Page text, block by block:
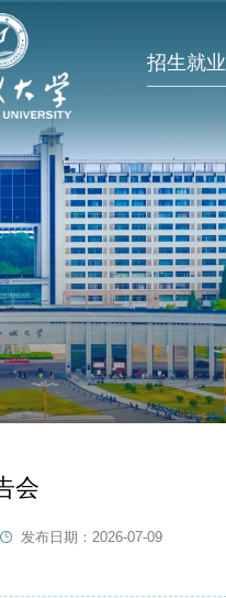
招生就业
会
发布日期：2026-07-09